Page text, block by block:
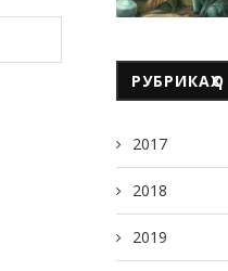
РУБРИКАҲО
2017
2018
2019